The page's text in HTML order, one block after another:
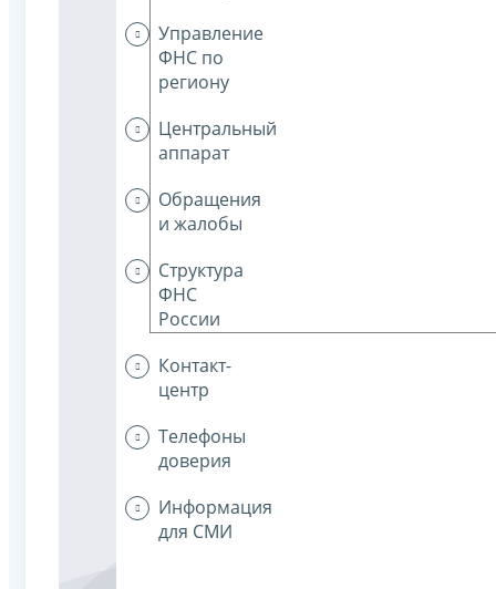
Управление
ФНС по
региону
Центральный
аппарат
Обращения
и жалобы
Структура
ФНС
России
Контакт-
центр
Телефоны
доверия
Информация
для СМИ